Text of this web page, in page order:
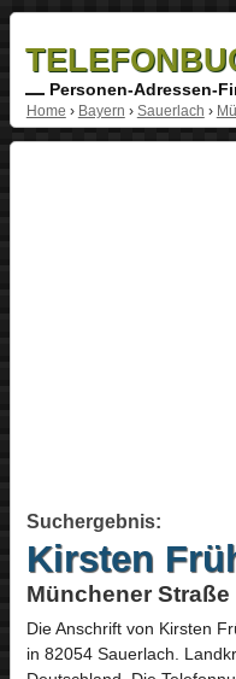
Personen-Adressen-
Home › Bayern › Sauerlach ›
Suchergebnis:
Kirsten
Münchener
Die Anschrift von Kirsten
in 82054 Sauerlach.